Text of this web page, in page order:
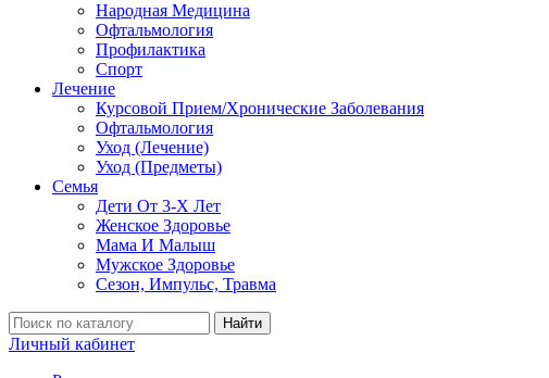
Народная Медицина
Офтальмология
Профилактика
Спорт
Лечение
Курсовой Прием/Хронические Заболевания
Офтальмология
Уход (Лечение)
Уход (Предметы)
Семья
Дети От 3-Х Лет
Женское Здоровье
Мама И Малыш
Мужское Здоровье
Сезон, Импульс, Травма
Найти
Личный кабинет